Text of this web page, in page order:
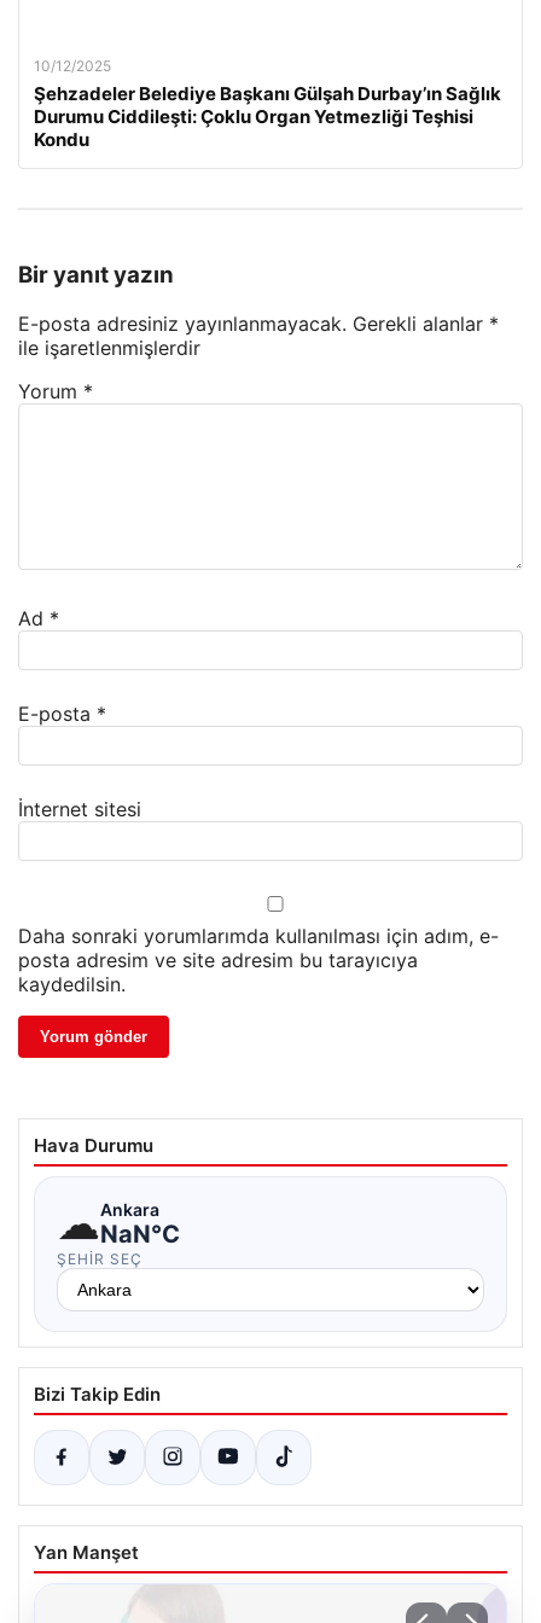
10/12/2025
Şehzadeler Belediye Başkanı Gülşah Durbay’ın Sağlık
Durumu Ciddileşti: Çoklu Organ Yetmezliği Teşhisi
Kondu
Bir yanıt yazın
E-posta adresiniz yayınlanmayacak. Gerekli alanlar *
ile işaretlenmişlerdir
Yorum *
Ad *
E-posta *
İnternet sitesi
Daha sonraki yorumlarımda kullanılması için adım, e-
posta adresim ve site adresim bu tarayıcıya
kaydedilsin.
Hava Durumu
☁Ankara
NaN°C
ŞEHIR SEÇ
Bizi Takip Edin
Yan Manşet